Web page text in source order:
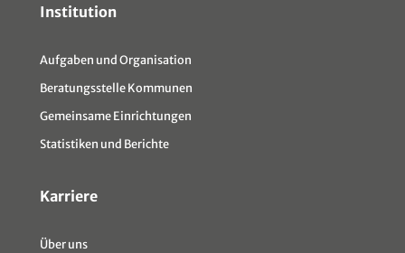
Institution
Aufgaben und Organisation
Beratungsstelle Kommunen
Gemeinsame Einrichtungen
Statistiken und Berichte
Karriere
Über uns